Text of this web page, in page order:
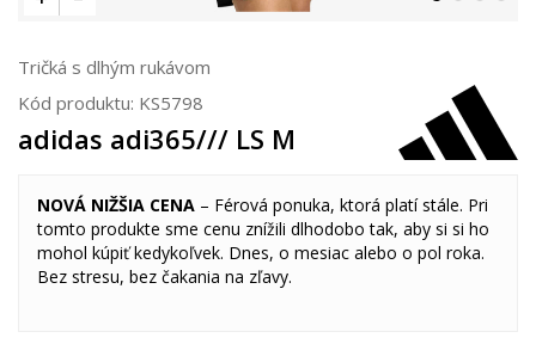
Tričká s dlhým rukávom
Kód produktu: KS5798
adidas adi365/// LS M
NOVÁ NIŽŠIA CENA – Férová ponuka, ktorá platí stále. Pri
tomto produkte sme cenu znížili dlhodobo tak, aby si si ho
mohol kúpiť kedykoľvek. Dnes, o mesiac alebo o pol roka.
Bez stresu, bez čakania na zľavy.